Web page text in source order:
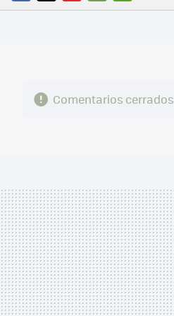
FACEBOOK
TWITTERFLIPBOARD
E-
WHATSAPP
Comentarios cerrados